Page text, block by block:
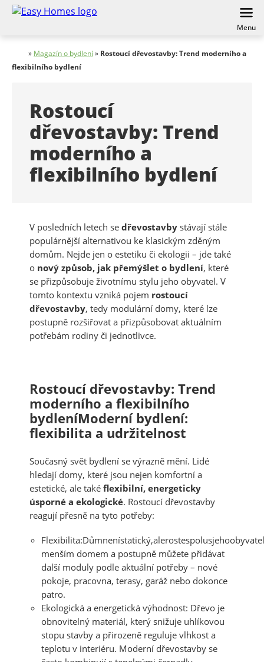
Menu
» Magazín o bydlení» Rostoucí dřevostavby: Trend moderního a
flexibilního bydlení
Rostoucí
dřevostavby: Trend
moderního a
flexibilního bydlení
V posledních letech se dřevostavby stávají stále
populárnější alternativou ke klasickým zděným
domům. Nejde jen o estetiku či ekologii – jde také
o nový způsob, jak přemýšlet o bydlení, které
se přizpůsobuje životnímu stylu jeho obyvatel. V
tomto kontextu vzniká pojem rostoucí
dřevostavby, tedy modulární domy, které lze
postupně rozšiřovat a přizpůsobovat aktuálním
potřebám rodiny či jednotlivce.
Rostoucí dřevostavby: Trend
moderního a flexibilního
bydleníModerní bydlení:
flexibilita a udržitelnost
Současný svět bydlení se výrazně mění. Lidé
hledají domy, které jsou nejen komfortní a
estetické, ale také flexibilní, energeticky
úsporné a ekologické. Rostoucí dřevostavby
reagují přesně na tyto potřeby:
Flexibilita:
menším domem a postupně můžete přidávat
další moduly podle aktuální potřeby – nové
pokoje, pracovna, terasy, garáž nebo dokonce
patro.
Ekologická a energetická výhodnost: Dřevo je
obnovitelný materiál, který snižuje uhlíkovou
stopu stavby a přirozeně reguluje vlhkost a
teplotu v interiéru. Moderní dřevostavby se